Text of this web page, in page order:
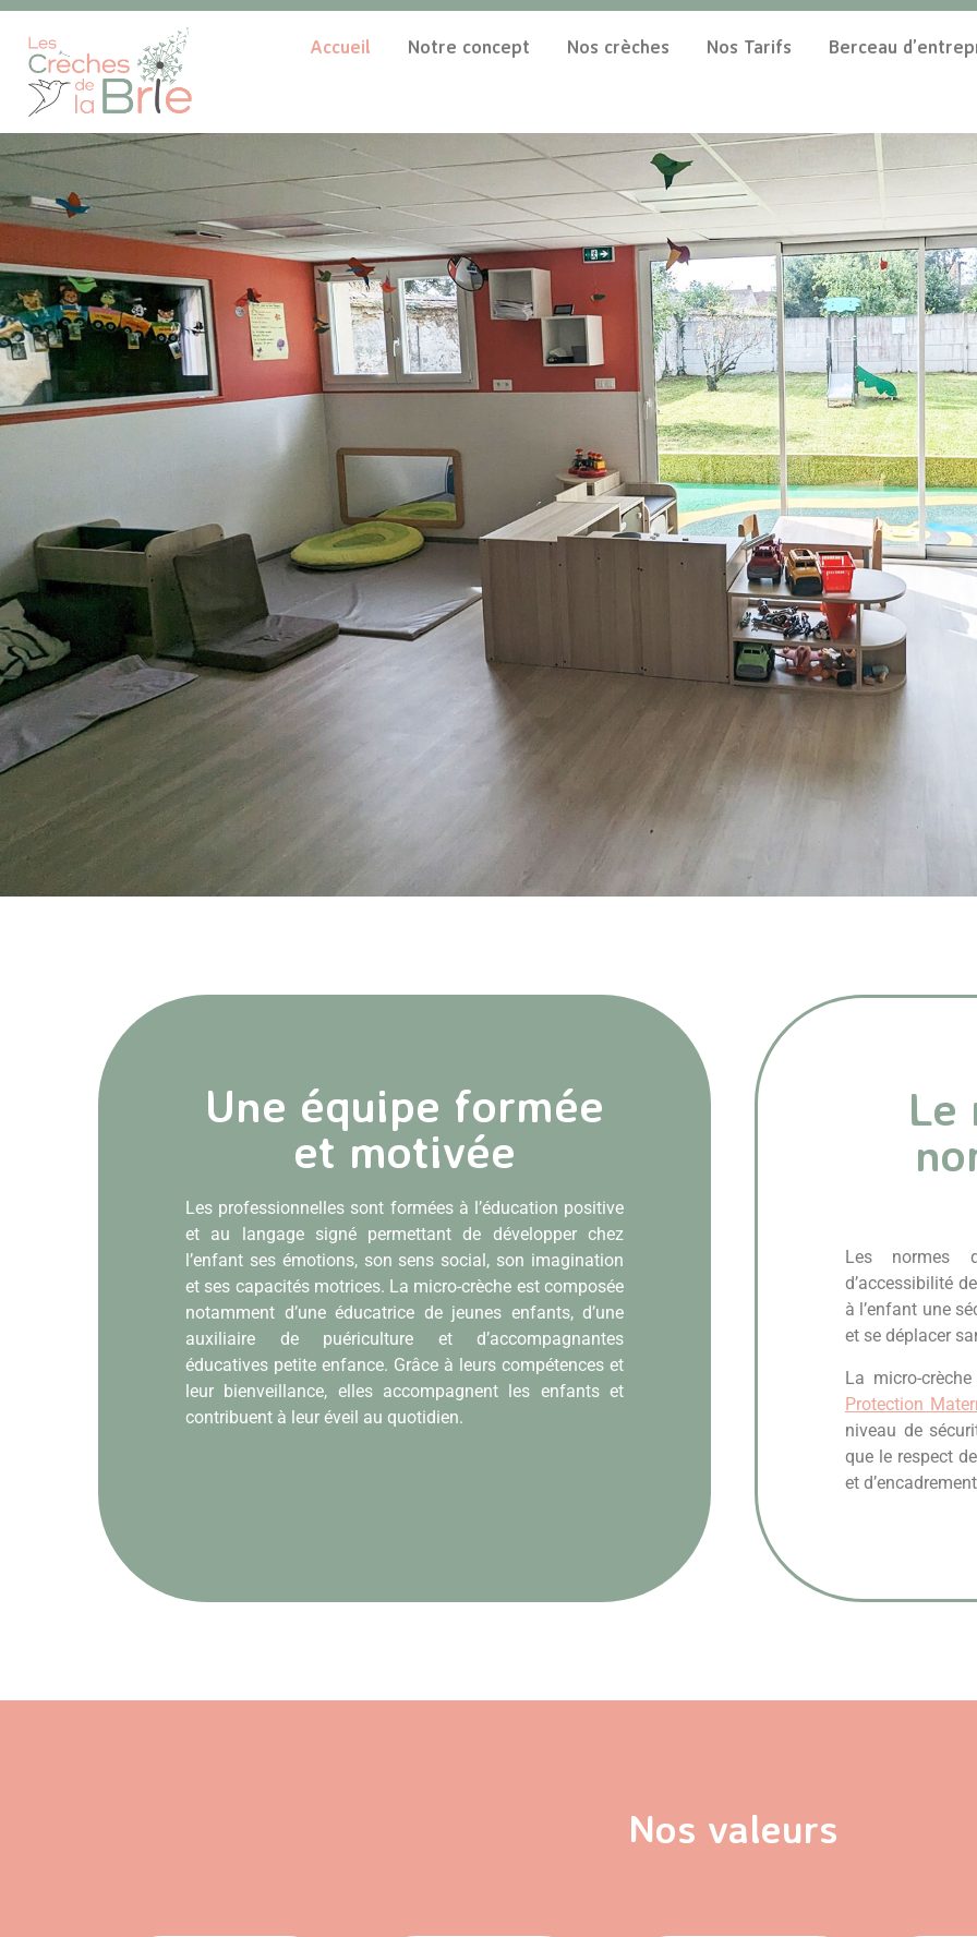
Accueil Notre concept Nos crèches Nos Tarifs Berceau
"L’enfant n’est pas un vase
remplit, mais une source que
laisse jaillir"
Nos micro-crèches sont situées à Chaumes-en-Brie, Mauperthuis,
Guignes. Nous accueillons les enfants âgés de 10 semaines à
été pensé pour favoriser l’épanouissement de votre enfant et son
moteur, en adéquation avec notre projet pédagogique.
Une équipe formée
et motivée
Les professionnelles sont formées à l’éducation positive
et au langage signé permettant de développer chez
l’enfant ses émotions, son sens social, son imagination
et ses capacités motrices. La micro-crèche est composée
notamment d’une éducatrice de jeunes enfants, d’une
auxiliaire de puériculture et d’accompagnantes
éducatives petite enfance. Grâce à leurs compétences et
leur bienveillance, elles accompagnent les enfants et
contribuent à leur éveil au quotidien.
Le
Les normes
d’accessibilité
à l’enfant une
et se déplacer
La micro-
Protection
niveau de
que le respect
et
Nos valeurs